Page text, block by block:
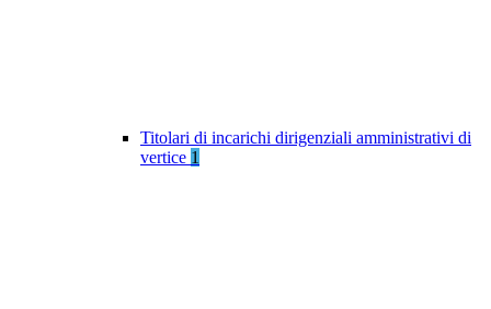
Titolari di incarichi dirigenziali amministrativi di
vertice 1